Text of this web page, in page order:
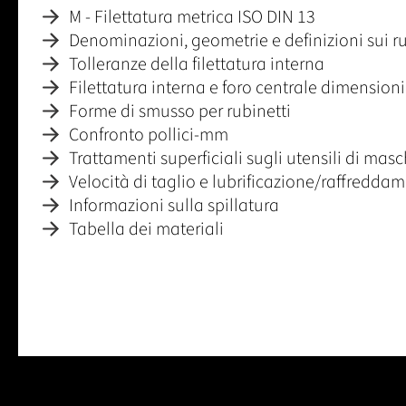
M - Filettatura metrica ISO DIN 13
Denominazioni, geometrie e definizioni sui
Tolleranze della filettatura interna
Filettatura interna e foro centrale dimensioni
Forme di smusso per rubinetti
Confronto pollici-mm
Trattamenti superficiali sugli utensili di
Velocità di taglio e lubrificazione/
Informazioni sulla spillatura
Tabella dei materiali